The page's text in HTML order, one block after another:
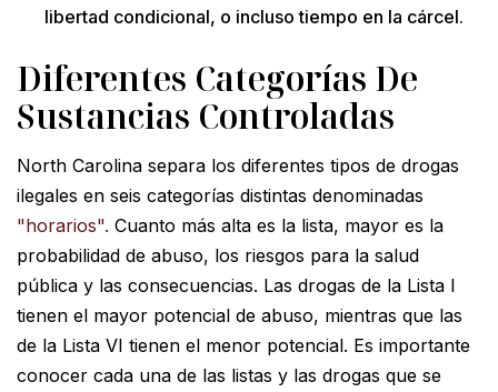
libertad condicional, o incluso tiempo en la cárcel.
Diferentes Categorías De
Sustancias Controladas
North Carolina separa los diferentes tipos de drogas
ilegales en seis categorías distintas denominadas
"horarios". Cuanto más alta es la lista, mayor es la
probabilidad de abuso, los riesgos para la salud
pública y las consecuencias. Las drogas de la Lista I
tienen el mayor potencial de abuso, mientras que las
de la Lista VI tienen el menor potencial. Es importante
conocer cada una de las listas y las drogas que se